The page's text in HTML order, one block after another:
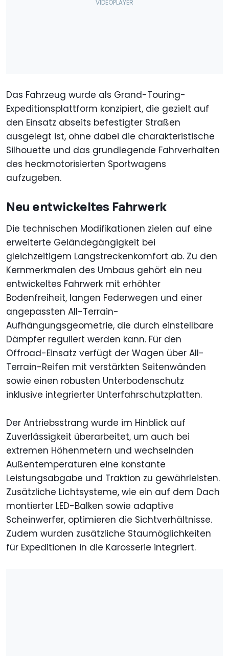
Das Fahrzeug wurde als Grand-Touring-
Expeditionsplattform konzipiert, die gezielt auf
den Einsatz abseits befestigter Straßen
ausgelegt ist, ohne dabei die charakteristische
Silhouette und das grundlegende Fahrverhalten
des heckmotorisierten Sportwagens
aufzugeben.
Neu entwickeltes Fahrwerk
Die technischen Modifikationen zielen auf eine
erweiterte Geländegängigkeit bei
gleichzeitigem Langstreckenkomfort ab. Zu den
Kernmerkmalen des Umbaus gehört ein neu
entwickeltes Fahrwerk mit erhöhter
Bodenfreiheit, langen Federwegen und einer
angepassten All-Terrain-
Aufhängungsgeometrie, die durch einstellbare
Dämpfer reguliert werden kann. Für den
Offroad-Einsatz verfügt der Wagen über All-
Terrain-Reifen mit verstärkten Seitenwänden
sowie einen robusten Unterbodenschutz
inklusive integrierter Unterfahrschutzplatten.
Der Antriebsstrang wurde im Hinblick auf
Zuverlässigkeit überarbeitet, um auch bei
extremen Höhenmetern und wechselnden
Außentemperaturen eine konstante
Leistungsabgabe und Traktion zu gewährleisten.
Zusätzliche Lichtsysteme, wie ein auf dem Dach
montierter LED-Balken sowie adaptive
Scheinwerfer, optimieren die Sichtverhältnisse.
Zudem wurden zusätzliche Staumöglichkeiten
für Expeditionen in die Karosserie integriert.